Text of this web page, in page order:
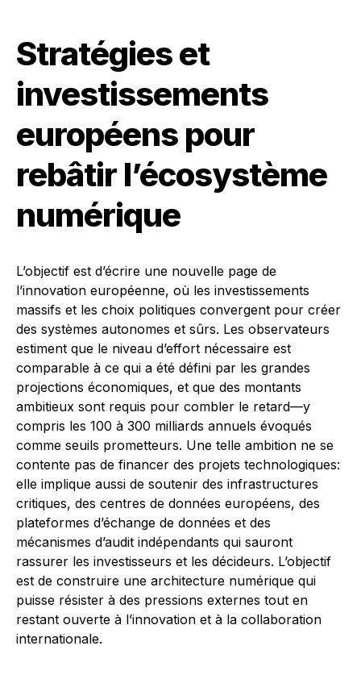
Stratégies et
investissements
européens pour
rebâtir l’écosystème
numérique
L’objectif est d’écrire une nouvelle page de
l’innovation européenne, où les investissements
massifs et les choix politiques convergent pour créer
des systèmes autonomes et sûrs. Les observateurs
estiment que le niveau d’effort nécessaire est
comparable à ce qui a été défini par les grandes
projections économiques, et que des montants
ambitieux sont requis pour combler le retard—y
compris les 100 à 300 milliards annuels évoqués
comme seuils prometteurs. Une telle ambition ne se
contente pas de financer des projets technologiques:
elle implique aussi de soutenir des infrastructures
critiques, des centres de données européens, des
plateformes d’échange de données et des
mécanismes d’audit indépendants qui sauront
rassurer les investisseurs et les décideurs. L’objectif
est de construire une architecture numérique qui
puisse résister à des pressions externes tout en
restant ouverte à l’innovation et à la collaboration
internationale.